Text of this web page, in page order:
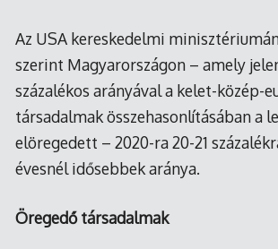
Az USA kereskedelmi
szerint Magyarországon – amely
százalékos arányával a kelet-közép-
társadalmak összehasonlításában a
elöregedett – 2020-ra 20-21
évesnél idősebbek aránya.
Öregedő társadalmak